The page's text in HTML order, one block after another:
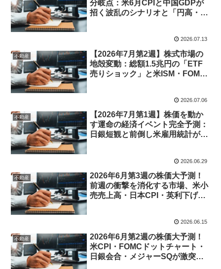
分岐点：米6月CPIと中国GDPが
招く波乱のシナリオと「円高・円
2026.07.13
不動産
【2026年7月第2週】株式市場の
地殻変動：総額1.5兆円の「ETF
売りショック」と米ISM・FOMC
2026.07.06
不動産
【2026年7月第1週】株価を動か
す運命の経済イベント完全予測：
日銀短観と前倒し米雇用統計が導
2026.06.29
不動産
2026年6月第3週の株価大予測！
前週の衝撃を消化する市場、米小
売売上高・日本CPI・英利下げ観
2026.06.15
不動産
2026年6月第2週の株価大予測！
米CPI・FOMCドットチャート・
日銀会合・メジャーSQが激突す